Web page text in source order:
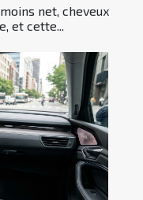
net, cheveux
et cette...